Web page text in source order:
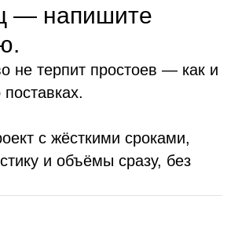
— напишите
не терпит простоев — как и
с жёсткими сроками,
и объёмы сразу, без